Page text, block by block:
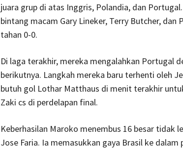
juara grup di atas Inggris, Polandia, dan
bintang macam Gary Lineker, Terry Butcher, dan
tahan 0-0.
Di laga terakhir, mereka mengalahkan Portugal
berikutnya. Langkah mereka baru terhenti oleh
butuh gol Lothar Matthaus di menit terakhir
Zaki cs di perdelapan final.
Keberhasilan Maroko menembus 16 besar tidak
Jose Faria. Ia memasukkan gaya Brasil ke dalam